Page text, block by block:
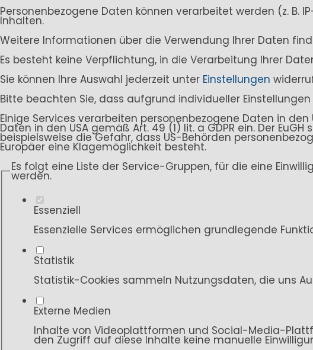
Personenbezogene Daten können verarbeitet werden (z. B.
Inhalten.
Weitere Informationen über die Verwendung Ihrer Daten
Es besteht keine Verpflichtung, in die Verarbeitung Ihrer
Sie können Ihre Auswahl jederzeit unter Einstellungen
Bitte beachten Sie, dass aufgrund individueller
Einige Services verarbeiten personenbezogene Daten in
Daten in den USA gemäß Art. 49 (1) lit. a GDPR ein. Der
beispielsweise die Gefahr, dass US-Behörden
Europäer eine Klagemöglichkeit besteht.
Es folgt eine Liste der Service-Gruppen, für die eine
werden.
Essenziell
Essenzielle Services ermöglichen grundlegende
Statistik
Statistik-Cookies sammeln Nutzungsdaten, die uns
Externe Medien
Inhalte von Videoplattformen und Social-Media-
den Zugriff auf diese Inhalte keine manuelle